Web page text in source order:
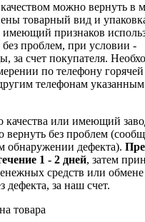
можно вернуть в
товарный вид и
признаков
проблем, при условии -
за счет покупателя.
по телефону
телефонам указанным
качества или имеющий
без проблем
обнаружении дефекта).
1 - 2 дней, затем
средств или
дефекта, за наш счет.
товара